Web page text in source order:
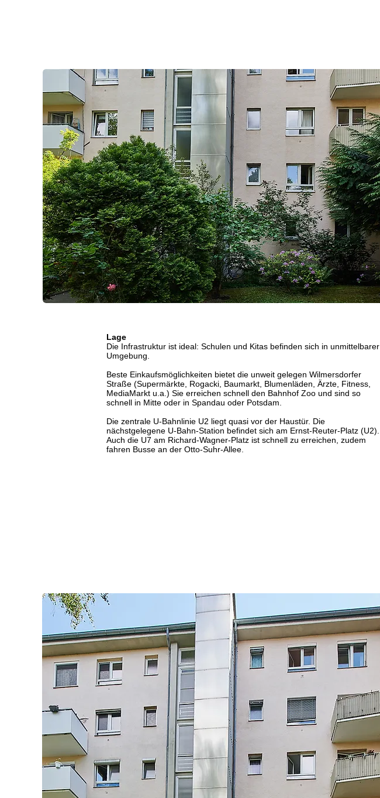
Lage
Die Infrastruktur ist ideal: Schulen und Kitas befinden sich in unmittelbarer
Umgebung.
Beste Einkaufsmöglichkeiten bietet die unweit gelegen Wilmersdorfer
Straße (Supermärkte, Rogacki, Baumarkt, Blumenläden, Ärzte, Fitness,
MediaMarkt u.a.) Sie erreichen schnell den Bahnhof Zoo und sind so
schnell in Mitte oder in Spandau oder Potsdam.
Die zentrale U-Bahnlinie U2 liegt quasi vor der Haustür. Die
nächstgelegene U-Bahn-Station befindet sich am Ernst-Reuter-Platz (U2).
Auch die U7 am Richard-Wagner-Platz ist schnell zu erreichen, zudem
fahren Busse an der Otto-Suhr-Allee.